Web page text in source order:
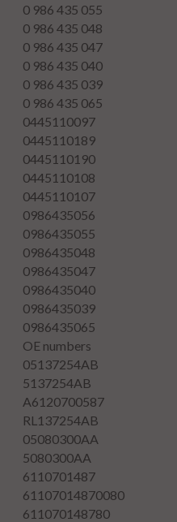
0 986 435 055
0 986 435 048
0 986 435 047
0 986 435 040
0 986 435 039
0 986 435 065
0445110097
0445110189
0445110190
0445110108
0445110107
0986435056
0986435055
0986435048
0986435047
0986435040
0986435039
0986435065
OE numbers
05137254AB
5137254AB
A6120700587
RL137254AB
05080300AA
5080300AA
6110701487
61107014870080
611070148780